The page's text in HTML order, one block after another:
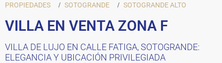
PROPIEDADES SOTOGRANDE SOTOGRANDE ALTO
VILLA EN VENTA ZONA F
VILLA DE LUJO EN CALLE FATIGA, SOTOGRANDE:
ELEGANCIA Y UBICACIÓN PRIVILEGIADA